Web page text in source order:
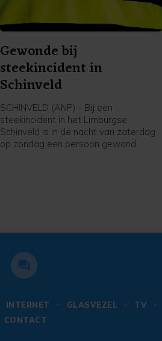
Gewonde bij
steekincident in
Schinveld
SCHINVELD (ANP) - Bij een
steekincident in het Limburgse
Schinveld is in de nacht van zaterdag
op zondag een persoon gewond
INTERNET GLASVEZEL TV
CONTACT